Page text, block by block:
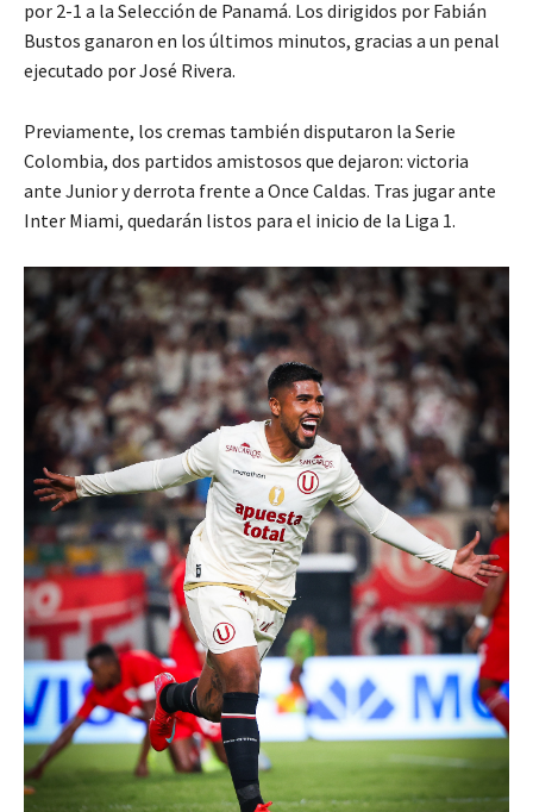
por 2-1 a la Selección de Panamá. Los dirigidos por Fabián
Bustos ganaron en los últimos minutos, gracias a un penal
ejecutado por José Rivera.
Previamente, los cremas también disputaron la Serie
Colombia, dos partidos amistosos que dejaron: victoria
ante Junior y derrota frente a Once Caldas. Tras jugar ante
Inter Miami, quedarán listos para el inicio de la Liga 1.